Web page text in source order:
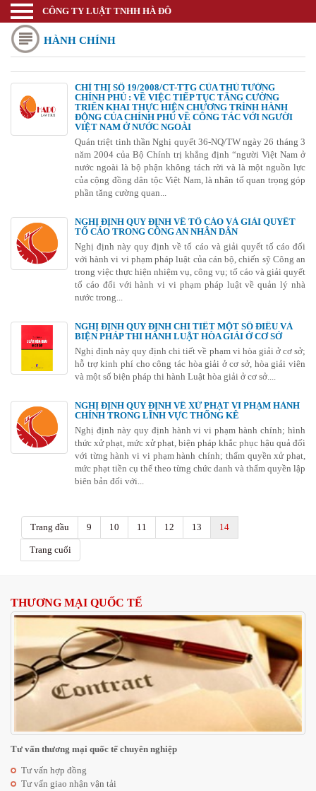
Luật sư
Trang chủ
Thương mại quốc tế
Thành lập doanh nghiệp
Thay đổi đăng ký kinh doanh
Bảo hộ nhãn hiệu
Bảo hộ kiểu dáng sáng chế
Giấy phép Công thương
Giấy phép Y tế - Văn Hóa
Thư viện pháp luật
CÔNG TY LUẬT TNHH HÀ ĐÔ
HÀNH CHÍNH
CHỈ THỊ SỐ 19/2008/CT-TTG CỦA THỦ TƯỚNG
CHÍNH PHỦ : VỀ VIỆC TIẾP TỤC TĂNG CƯỜNG
TRIỂN KHAI THỰC HIỆN CHƯƠNG TRÌNH HÀNH
ĐỘNG CỦA CHÍNH PHỦ VỀ CÔNG TÁC VỚI NGƯỜI
VIỆT NAM Ở NƯỚC NGOÀI
Quán triệt tinh thần Nghị quyết 36-NQ/TW ngày 26 tháng 3
năm 2004 của Bộ Chính trị khẳng định “người Việt Nam ở
nước ngoài là bộ phận không tách rời và là một nguồn lực
của cộng đồng dân tộc Việt Nam, là nhân tố quan trọng góp
phần tăng cường quan...
NGHỊ ĐỊNH QUY ĐỊNH VỀ TỐ CÁO VÀ GIẢI QUYẾT
TỐ CÁO TRONG CÔNG AN NHÂN DÂN
Nghị định này quy định về tố cáo và giải quyết tố cáo đối
với hành vi vi phạm pháp luật của cán bộ, chiến sỹ Công an
trong việc thực hiện nhiệm vụ, công vụ; tố cáo và giải quyết
tố cáo đối với hành vi vi phạm pháp luật về quản lý nhà
nước trong...
NGHỊ ĐỊNH QUY ĐỊNH CHI TIẾT MỘT SỐ ĐIỀU VÀ
BIỆN PHÁP THI HÀNH LUẬT HÒA GIẢI Ở CƠ SỞ
Nghị định này quy định chi tiết về phạm vi hòa giải ở cơ sở;
hỗ trợ kinh phí cho công tác hòa giải ở cơ sở, hòa giải viên
và một số biện pháp thi hành Luật hòa giải ở cơ sở....
NGHỊ ĐỊNH QUY ĐỊNH VỀ XỬ PHẠT VI PHẠM HÀNH
CHÍNH TRONG LĨNH VỰC THỐNG KÊ
Nghị định này quy định hành vi vi phạm hành chính; hình
thức xử phạt, mức xử phạt, biện pháp khắc phục hậu quả đối
với từng hành vi vi phạm hành chính; thẩm quyền xử phạt,
mức phạt tiền cụ thể theo từng chức danh và thẩm quyền lập
biên bản đối với...
Trang đầu 9 10 11 12 13 14
Trang cuối
THƯƠNG MẠI QUỐC TẾ
Tư vấn thương mại quốc tế chuyên nghiệp
Tư vấn hợp đồng
Tư vấn giao nhận vận tải